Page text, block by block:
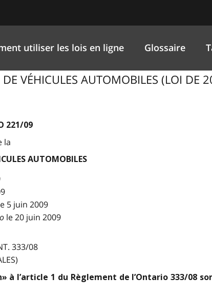
utiliser les lois en ligne Glossaire
VÉHICULES AUTOMOBILES (LOI DE
221/09
la
AUTOMOBILES
5 juin 2009
le 20 juin 2009
333/08
l’article 1 du Règlement de l’Ontario 333/08